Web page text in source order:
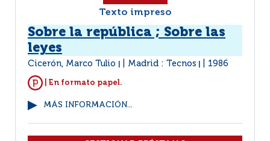
Texto impreso
Sobre la república ; Sobre las
leyes
Cicerón, Marco Tulio Madrid : Tecnos 1986
| En formato papel.
MÁS INFORMACIÓN...